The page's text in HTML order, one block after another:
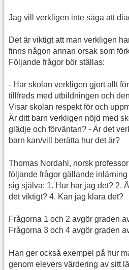
Jag vill verkligen inte säga att
Det är viktigt att man verkligen
finns någon annan orsak som
Följande frågor bör ställas:
- Har skolan verkligen gjort allt
tillfreds med utbildningen och
Visar skolan respekt för och
Är ditt barn verkligen nöjd med
glädje och förväntan? - Är det
barn kan/vill berätta hur det är?
Thomas Nordahl, norsk
följande frågor gällande inlärning
sig själva: 1. Hur har jag det? 2.
det viktigt? 4. Kan jag klara det?
Frågorna 1 och 2 avgör graden
Frågorna 3 och 4 avgör graden
Han ger också exempel på hur
genom elevers värdering av sitt